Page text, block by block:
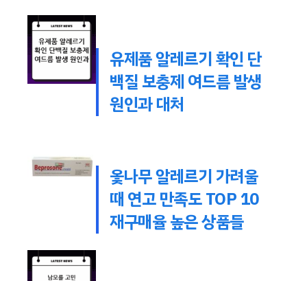
유제품 알레르기 확인 단
백질 보충제 여드름 발생
원인과 대처
옻나무 알레르기 가려울
때 연고 만족도 TOP 10
재구매율 높은 상품들